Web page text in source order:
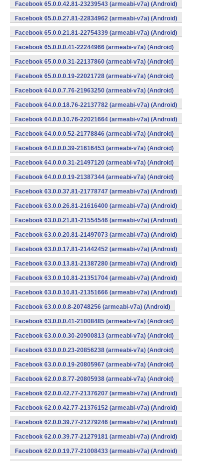
Facebook 65.0.0.42.81-23239543 (armeabi-v7a) (Android)
Facebook 65.0.0.27.81-22834962 (armeabi-v7a) (Android)
Facebook 65.0.0.21.81-22754339 (armeabi-v7a) (Android)
Facebook 65.0.0.0.41-22244966 (armeabi-v7a) (Android)
Facebook 65.0.0.0.31-22137860 (armeabi-v7a) (Android)
Facebook 65.0.0.0.19-22021728 (armeabi-v7a) (Android)
Facebook 64.0.0.7.76-21963250 (armeabi-v7a) (Android)
Facebook 64.0.0.18.76-22137782 (armeabi-v7a) (Android)
Facebook 64.0.0.10.76-22021664 (armeabi-v7a) (Android)
Facebook 64.0.0.0.52-21778846 (armeabi-v7a) (Android)
Facebook 64.0.0.0.39-21616453 (armeabi-v7a) (Android)
Facebook 64.0.0.0.31-21497120 (armeabi-v7a) (Android)
Facebook 64.0.0.0.19-21387344 (armeabi-v7a) (Android)
Facebook 63.0.0.37.81-21778747 (armeabi-v7a) (Android)
Facebook 63.0.0.26.81-21616400 (armeabi-v7a) (Android)
Facebook 63.0.0.21.81-21554546 (armeabi-v7a) (Android)
Facebook 63.0.0.20.81-21497073 (armeabi-v7a) (Android)
Facebook 63.0.0.17.81-21442452 (armeabi-v7a) (Android)
Facebook 63.0.0.13.81-21387280 (armeabi-v7a) (Android)
Facebook 63.0.0.10.81-21351704 (armeabi-v7a) (Android)
Facebook 63.0.0.10.81-21351666 (armeabi-v7a) (Android)
Facebook 63.0.0.0.8-20748256 (armeabi-v7a) (Android)
Facebook 63.0.0.0.41-21008485 (armeabi-v7a) (Android)
Facebook 63.0.0.0.30-20900813 (armeabi-v7a) (Android)
Facebook 63.0.0.0.23-20856238 (armeabi-v7a) (Android)
Facebook 63.0.0.0.19-20805967 (armeabi-v7a) (Android)
Facebook 62.0.0.8.77-20805938 (armeabi-v7a) (Android)
Facebook 62.0.0.42.77-21376207 (armeabi-v7a) (Android)
Facebook 62.0.0.42.77-21376152 (armeabi-v7a) (Android)
Facebook 62.0.0.39.77-21279246 (armeabi-v7a) (Android)
Facebook 62.0.0.39.77-21279181 (armeabi-v7a) (Android)
Facebook 62.0.0.19.77-21008433 (armeabi-v7a) (Android)